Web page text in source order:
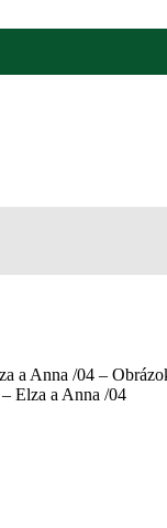
Elza a Anna /04